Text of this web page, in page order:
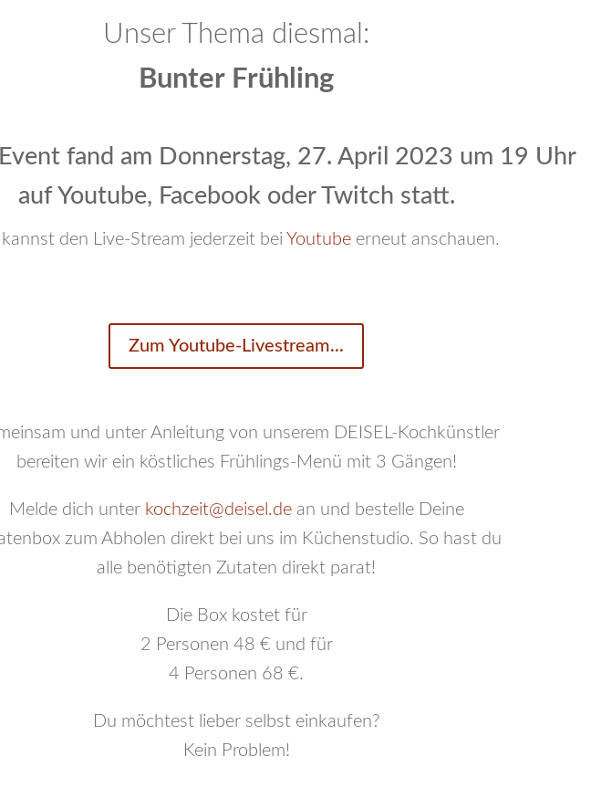
Unser Thema diesmal:
Bunter Frühling
fand am Donnerstag, 27. April 2023 um 19 Uhr
auf Youtube, Facebook oder Twitch statt.
den Live-Stream jederzeit bei Youtubeerneut anschauen.
Zum Youtube-Livestream...
und unter Anleitung von unserem DEISEL-Kochkünstler
bereiten wir ein köstliches Frühlings-Menü mit 3 Gängen!
Melde dich unter kochzeit@deisel.dean und bestelle Deine
zum Abholen direkt bei uns im Küchenstudio. So hast du
alle benötigten Zutaten direkt parat!
Die Box kostet für
2 Personen 48 € und für
4 Personen 68 €.
Du möchtest lieber selbst einkaufen?
Kein Problem!